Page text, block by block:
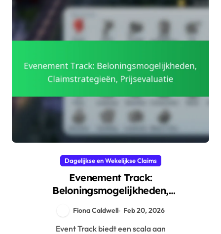
Dagelijkse en Wekelijkse Claims
Evenement Track:
Beloningsmogelijkheden,
Fiona Caldwell Feb 20, 2026
Event Track biedt een scala aan